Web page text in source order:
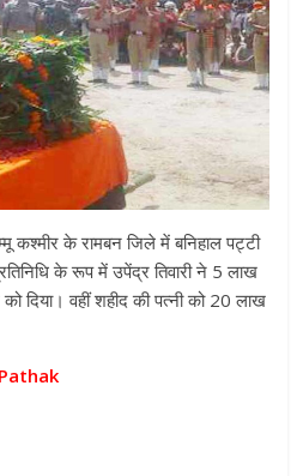
g
e
r
कश्मीर के रामबन जिले में बनिहाल पट्टी
के रूप में उपेंद्र तिवारी ने 5 लाख
दिया। वहीं शहीद की पत्नी को 20 लाख